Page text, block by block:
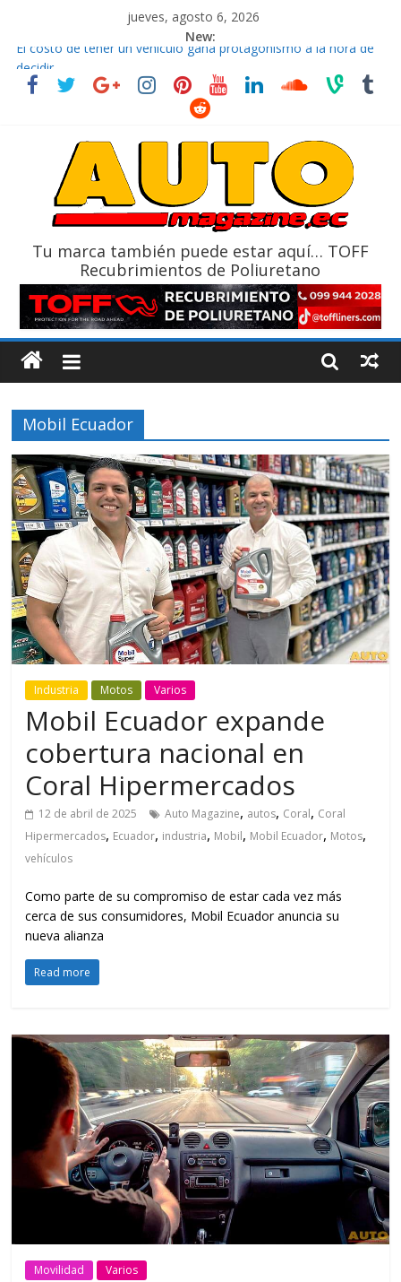
jueves, agosto 6, 2026
New:
El costo de tener un vehículo gana protagonismo a la hora de
decidir
Ultima película ‘Spider‑Man: Brand New Day’ pone en escena a
La Vuelta al Ecuador 2026, edición 47ª, recorre 7 provincias en 8
La FEDAK recibe 12 Sinotruk Bolden para cubrir las rutas de La
Tu marca también puede estar aquí… TOFF
Recubrimientos de Poliuretano
Mobil Ecuador
Industria Motos Varios
Mobil Ecuador expande
cobertura nacional en
Coral Hipermercados
12 de abril de 2025 Auto Magazine, autos, Coral, Coral
Hipermercados, Ecuador, industria, Mobil, Mobil Ecuador, Motos,
vehículos
Como parte de su compromiso de estar cada vez más
cerca de sus consumidores, Mobil Ecuador anuncia su
nueva alianza
Read more
Movilidad Varios